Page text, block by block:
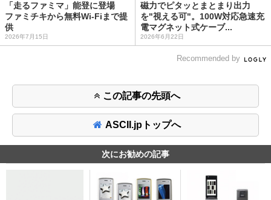
「走るファミマ」能登に登場
ファミチキから無料Wi-Fiまで提
供
2026年7月15日
磁力でピタッとまとまり出力
を"視える可"。100W対応急速充
電マグネット式ケーブ...
2026年6月22日
Recommended by
この記事の先頭へ
ASCII.jpトップへ
次にお勧めの記事